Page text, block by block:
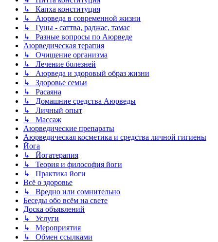
↳ Капха конституция
↳ Аюрведа в современной жизни
↳ Гуны - саттва, раджас, тамас
↳ Разные вопросы по Аюрведе
Аюрведическая терапия
↳ Очищение организма
↳ Лечение болезней
↳ Аюрведа и здоровый образ жизни
↳ Здоровье семьи
↳ Расаяна
↳ Домашние средства Аюрведы
↳ Личный опыт
↳ Массаж
Аюрведические препараты
Аюрведическая косметика и средства личной гигиены
Йога
↳ Йогатерапия
↳ Теория и философия йоги
↳ Практика йоги
Всё о здоровье
↳ Вредно или сомнительно
Беседы обо всём на свете
Доска объявлений
↳ Услуги
↳ Мероприятия
↳ Обмен ссылками